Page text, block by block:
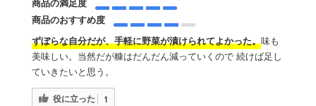
商品の満足度
商品のおすすめ度
ずぼらな自分だが、手軽に野菜が漬けられてよかった。味も
美味しい。当然だが糠はだんだん減っていくので 続けば足し
ていきたいと思う。
役に立った 1